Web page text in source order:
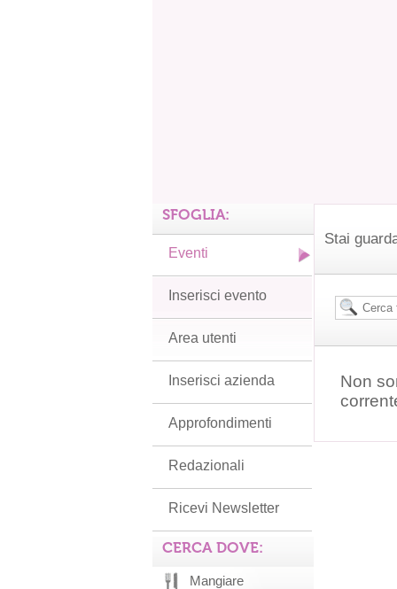
Stai
Non
SFOGLIA:
Eventi
Inserisci evento
Area utenti
Inserisci azienda
Approfondimenti
Redazionali
Ricevi Newsletter
CERCA DOVE:
Mangiare